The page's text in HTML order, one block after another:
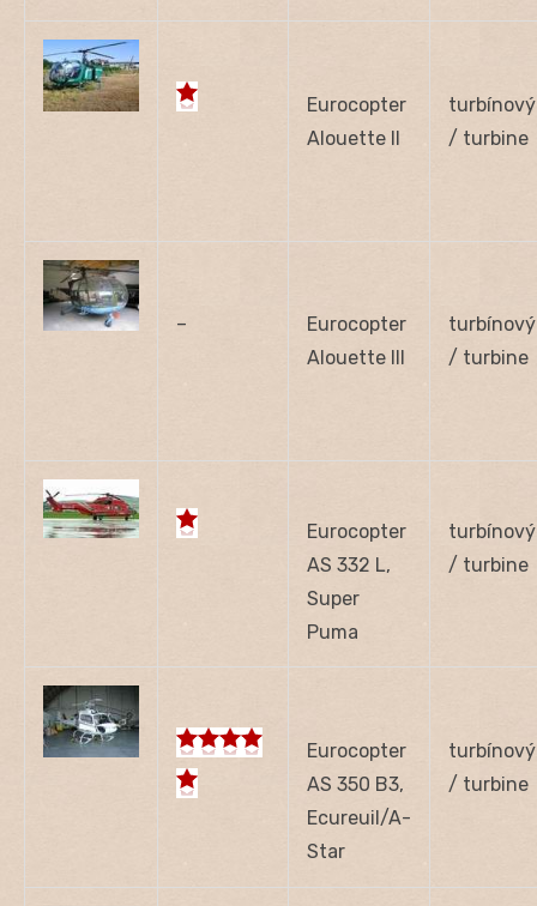
Eurocopter
Alouette II
turbínový
/ turbine
–
Eurocopter
Alouette III
turbínový
/ turbine
Eurocopter
AS 332 L,
Super
Puma
turbínový
/ turbine
Eurocopter
AS 350 B3,
Ecureuil/A-
Star
turbínový
/ turbine